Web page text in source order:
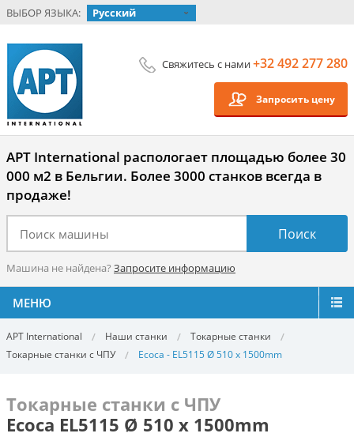
ВЫБОР ЯЗЫКА: Русский
Свяжитесь с нами+32 492 277 280
Запросить цену
APT International распологает площадью более 30
000 м2 в Бельгии. Более 3000 станков всегда в
продаже!
Машина не найдена? Запросите информацию
МЕНЮ
APT International Наши станки
Токарные станки
Токарные станки с ЧПУ
Ecoca - EL5115 Ø 510 x 1500mm
Токарные станки с ЧПУ
Ecoca EL5115 Ø 510 x 1500mm